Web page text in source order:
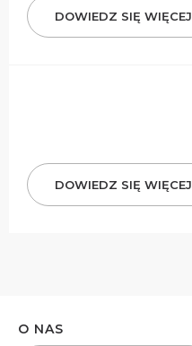
DOWIEDZ SIĘ WIĘCEJ
DOWIEDZ SIĘ WIĘCEJ
O NAS